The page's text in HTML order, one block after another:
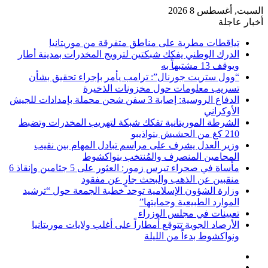
السبت, أغسطس 8 2026
أخبار عاجلة
تياقطات مطرية على مناطق متفرقة من موريتانيا
الدرك الوطني يفكك شبكتين لترويج المخدرات بمدينة أطار
ويوقف 13 مشتبهاً به
“وول ستريت جورنال”: ترامب يأمر بإجراء تحقيق بشأن
تسريب معلومات حول مخزونات الذخيرة
الدفاع الروسية: إصابة 3 سفن شحن محملة بإمدادات للجيش
الأوكراني
الشرطة الموريتانية تفكك شبكة لتهريب المخدرات وتضبط
210 كغ من الحشيش بنواذيبو
وزير العدل يشرف على مراسم تبادل المهام بين نقيب
المحامين المنصرف والمُنتخب بنواكشوط
مأساة في صحراء تيرس زمور: العثور على 5 جثامين وإنقاذ 6
منقبين عن الذهب والبحث جارٍ عن مفقود
وزارة الشؤون الإسلامية توحد خطبة الجمعة حول “ترشيد
الموارد الطبيعية وحمايتها”
تعيينات في مجلس الوزراء
الأرصاد الجوية تتوقع أمطاراً على أغلب ولايات موريتانيا
ونواكشوط بدءاً من الليلة